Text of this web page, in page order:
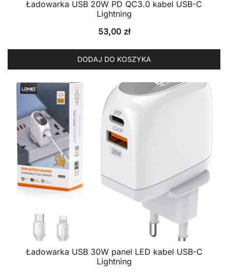
Ładowarka USB 20W PD QC3.0 kabel USB-C
Lightning
53,00 zł
DODAJ DO KOSZYKA
Ładowarka USB 30W panel LED kabel USB-C
Lightning